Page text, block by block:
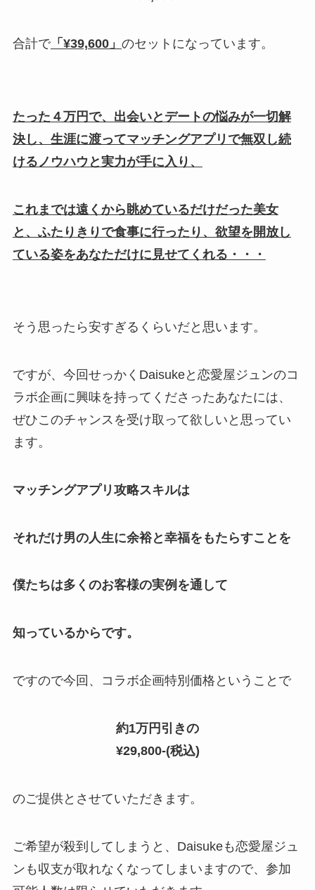
合計で「¥39,600」 のセットになっています。
たった４万円で、出会いとデートの悩みが一切解
決し、生涯に渡ってマッチングアプリで無双し続
けるノウハウと実力が手に入り、
これまでは遠くから眺めているだけだった美女
と、ふたりきりで食事に行ったり、欲望を開放し
ている姿をあなただけに見せてくれる・・・
そう思ったら安すぎるくらいだと思います。
ですが、今回せっかくDaisukeと恋愛屋ジュンのコ
ラボ企画に興味を持ってくださったあなたには、
ぜひこのチャンスを受け取って欲しいと思ってい
ます。
マッチングアプリ攻略スキルは
それだけ男の人生に余裕と幸福をもたらすことを
僕たちは多くのお客様の実例を通して
知っているからです。
ですので今回、コラボ企画特別価格ということで
約1万円引きの
¥29,800-(税込)
のご提供とさせていただきます。
ご希望が殺到してしまうと、Daisukeも恋愛屋ジュ
ンも収支が取れなくなってしまいますので、参加